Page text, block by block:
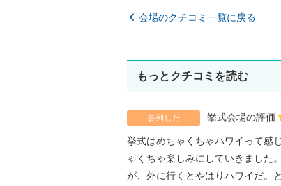
会場のクチコミ一覧に戻る
もっとクチコミを読む
参列した 挙式会場の評価
挙式はめちゃくちゃハワイって感
ゃくちゃ楽しみにしていきました
が、外に行くとやはりハワイだ。